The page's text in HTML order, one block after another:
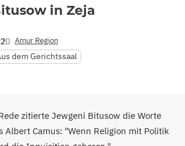
in Zeja
Amur Region
dem Gerichtssaal
zitierte Jewgeni Bitusow die Worte
Albert Camus: "Wenn Religion mit Politik